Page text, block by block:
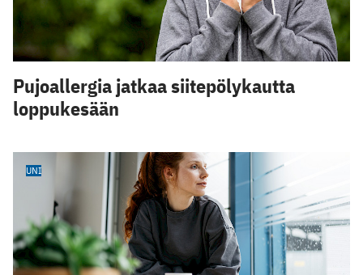
Pujoallergia jatkaa siitepölykautta
loppukesään
UNI